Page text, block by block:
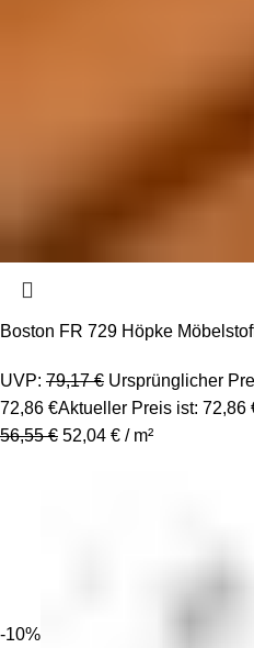
Boston FR 729 Höpke
UVP: 79,17€ Ursprünglicher
72,86 €Aktueller Preis ist: 72,86
56,55€ 52,04 € / m²
-10%